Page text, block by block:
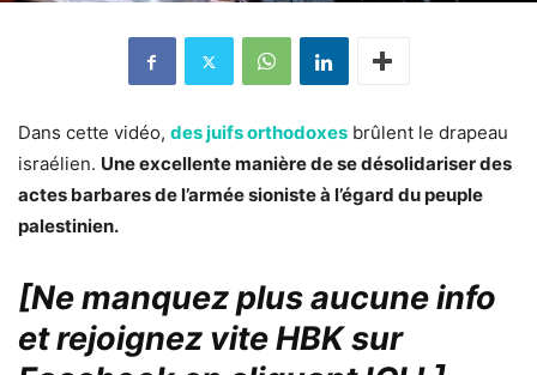
Dans cette vidéo, des juifs orthodoxes brûlent le drapeau
israélien. Une excellente manière de se désolidariser des
actes barbares de l’armée sioniste à l’égard du peuple
palestinien.
[Ne manquez plus aucune info
et rejoignez vite HBK sur